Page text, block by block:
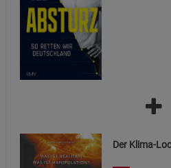
Der Klima-